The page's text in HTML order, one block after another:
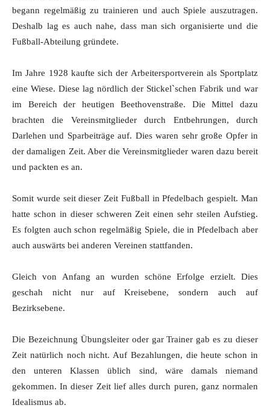
begann regelmäßig zu trainieren und auch Spiele auszutragen.
Deshalb lag es auch nahe, dass man sich organisierte und die
Fußball-Abteilung gründete.
Im Jahre 1928 kaufte sich der Arbeitersportverein als Sportplatz
eine Wiese. Diese lag nördlich der Stickel`schen Fabrik und war
im Bereich der heutigen Beethovenstraße. Die Mittel dazu
brachten die Vereinsmitglieder durch Entbehrungen, durch
Darlehen und Sparbeiträge auf. Dies waren sehr große Opfer in
der damaligen Zeit. Aber die Vereinsmitglieder waren dazu bereit
und packten es an.
Somit wurde seit dieser Zeit Fußball in Pfedelbach gespielt. Man
hatte schon in dieser schweren Zeit einen sehr steilen Aufstieg.
Es folgten auch schon regelmäßig Spiele, die in Pfedelbach aber
auch auswärts bei anderen Vereinen stattfanden.
Gleich von Anfang an wurden schöne Erfolge erzielt. Dies
geschah nicht nur auf Kreisebene, sondern auch auf
Bezirksebene.
Die Bezeichnung Übungsleiter oder gar Trainer gab es zu dieser
Zeit natürlich noch nicht. Auf Bezahlungen, die heute schon in
den unteren Klassen üblich sind, wäre damals niemand
gekommen. In dieser Zeit lief alles durch puren, ganz normalen
Idealismus ab.